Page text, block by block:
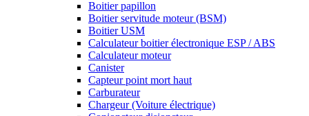
Boitier papillon
Boitier servitude moteur (BSM)
Boitier USM
Calculateur boitier électronique ESP / ABS
Calculateur moteur
Canister
Capteur point mort haut
Carburateur
Chargeur (Voiture électrique)